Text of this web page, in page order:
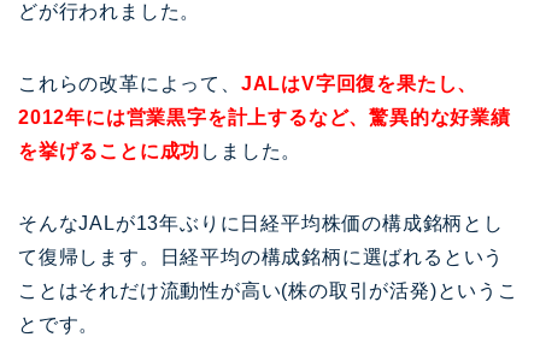
どが行われました。
これらの改革によって、 JALはV字回復を果たし、
2012年には営業黒字を計上するなど、驚異的な好業績
を挙げることに成功 しました。
そんなJALが13年ぶりに日経平均株価の構成銘柄とし
て復帰します。日経平均の構成銘柄に選ばれるという
ことはそれだけ流動性が高い(株の取引が活発)というこ
とです。